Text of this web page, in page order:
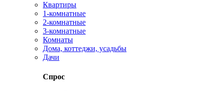
Квартиры
1-комнатные
2-комнатные
3-комнатные
Комнаты
Дома, коттеджи, усадьбы
Дачи
Спрос